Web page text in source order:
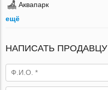
Аквапарк
ещё
НАПИСАТЬ ПРОДАВЦУ